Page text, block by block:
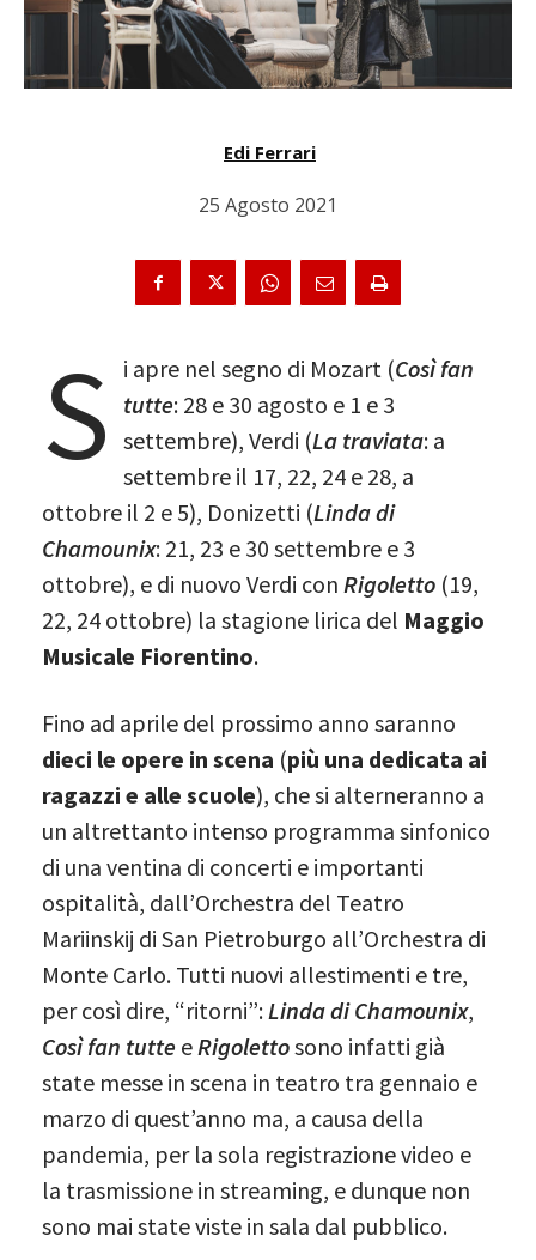
Edi Ferrari
25 Agosto 2021
S i apre nel segno di Mozart (Così fan
tutte: 28 e 30 agosto e 1 e 3
settembre), Verdi (La traviata: a
settembre il 17, 22, 24 e 28, a
ottobre il 2 e 5), Donizetti (Linda di
Chamounix: 21, 23 e 30 settembre e 3
ottobre), e di nuovo Verdi con Rigoletto (19,
22, 24 ottobre) la stagione lirica del Maggio
Musicale Fiorentino.
Fino ad aprile del prossimo anno saranno
dieci le opere in scena (più una dedicata ai
ragazzi e alle scuole), che si alterneranno a
un altrettanto intenso programma sinfonico
di una ventina di concerti e importanti
ospitalità, dall’Orchestra del Teatro
Mariinskij di San Pietroburgo all’Orchestra di
Monte Carlo. Tutti nuovi allestimenti e tre,
per così dire, “ritorni”: Linda di Chamounix,
Così fan tutte e Rigolettosono infatti già
state messe in scena in teatro tra gennaio e
marzo di quest’anno ma, a causa della
pandemia, per la sola registrazione video e
la trasmissione in streaming, e dunque non
sono mai state viste in sala dal pubblico.